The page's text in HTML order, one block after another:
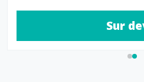
Sur